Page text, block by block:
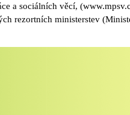
a sociálních věcí,
rezortních ministerstev